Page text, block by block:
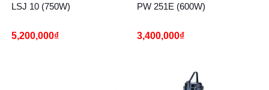
LSJ 10 (750W)
5,200,000₫
PW 251E (600W)
3,400,000₫